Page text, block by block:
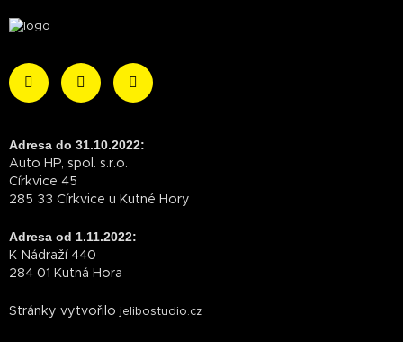
Adresa do 31.10.2022:
Auto HP, spol. s.r.o.
Církvice 45
285 33 Církvice u Kutné Hory
Adresa od 1.11.2022:
K Nádraží 440
284 01 Kutná Hora
Stránky vytvořilo jelibostudio.cz